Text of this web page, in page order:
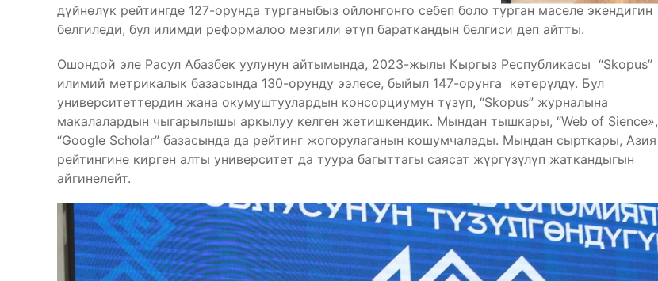
дүйнөлүк рейтингде 127-орунда турганыбыз ойлонгонго себеп боло турган маселе экендигин
белгиледи, бул илимди реформалоо мезгили өтүп бараткандын белгиси деп айтты.
Ошондой эле Расул Абазбек уулунун айтымында, 2023-жылы Кыргыз Республикасы “Skopus”
илимий метрикалык базасында 130-орунду ээлесе, быйыл 147-орунга көтөрүлдү. Бул
университеттердин жана окумуштуулардын консорциумун түзүп, “Skopus” журналына
макалалардын чыгарылышы аркылуу келген жетишкендик. Мындан тышкары, “Web of Sience»,
“Google Scholar” базасында да рейтинг жогорулаганын кошумчалады. Мындан сырткары, Азия
рейтингине кирген алты университет да туура багыттагы саясат жүргүзүлүп жаткандыгын
айгинелейт.